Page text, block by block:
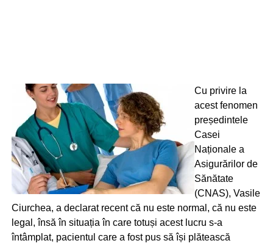
Cu privire la
acest fenomen
președintele
Casei
Naționale a
Asigurărilor de
Sănătate
(CNAS), Vasile
Ciurchea, a declarat recent că nu este normal, că nu este
legal, însă în situația în care totuși acest lucru s-a
întâmplat, pacientul care a fost pus să își plătească